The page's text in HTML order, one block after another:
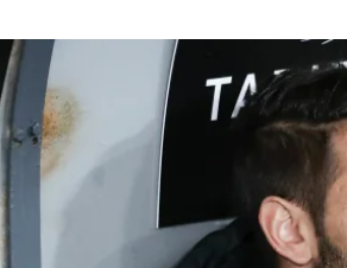
ליגה סינית
ליגה ברזילאית
ליגות נוספות